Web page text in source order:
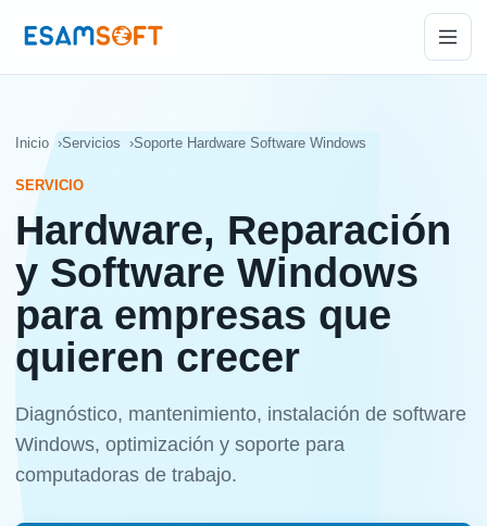
Inicio Servicios Soporte Hardware Software Windows
SERVICIO
Hardware, Reparación
y Software Windows
para empresas que
quieren crecer
Diagnóstico, mantenimiento, instalación de software
Windows, optimización y soporte para
computadoras de trabajo.